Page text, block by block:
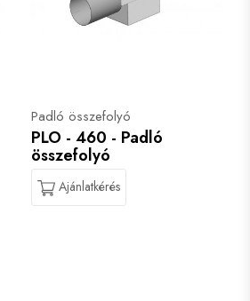
Padló összefolyó
PLO - 460 - Padló
összefolyó
Ajánlatkérés